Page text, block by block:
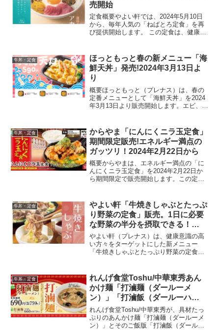
売開始
定食概要やよい軒では、2024年5月10日
から、毎年人気の「ねばとろ定食」を再
び提供開始します。 この定食は、健康に
モク入】ねばとろとから揚げの定食」
（990円）ねばね...
牛丼・定食
ほっともっと春の新メニュー「海
鮮天丼」発売!2024年3月13日よ
り
概要ほっともっと（プレナス）は、春の
定番メニューとして「海鮮天丼」を2024
年3月13日より販売開始します。エビ、イ
ぷらを組み合わせた丼ぶりです。商品ラ
インアップ海鮮天...
牛丼・定食
からやま「にんにくニラ玉定食」
期間限定販売!エネルギー満点の
ガッツリ！2024年2月22日から
概要からやまは、エネルギー満点の「に
んにくニラ玉定食」を2024年2月22日か
ら期間限定で販売開始します。この定食
り、価格は869円です。テイクアウトオプ
ションも用意...
牛丼・定食
やよい軒「牛焼きしゃぶとたっぷ
り野菜の定食」販売。1日に必要
な野菜の半分を摂取できる！
2024年4月2日より
やよい軒（プレナス）は、健康意識の高
い方々をターゲットにした新メニュー
「牛焼きしゃぶとたっぷり野菜の定食」
摂取できるだけでなく、牛肉の焼きしゃ
ぶを楽しめるという...
牛丼・定食
れんげ食堂Toshu/中華東秀あん
かけ麺「打滷麺（ダールーメ
ン）」「打滷飯（ダールーハ
ン）」発売！2024年2月21日から
れんげ食堂Toshu/中華東秀が、具材たっ
ぷりのあんかけ麺「打滷麺（ダールーメ
ン）」とそのご飯版「打滷飯（ダールー